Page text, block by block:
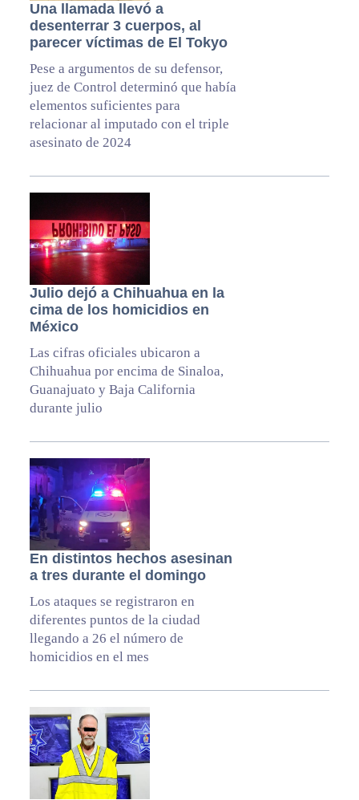
Una llamada llevó a
desenterrar 3 cuerpos, al
parecer víctimas de El Tokyo
Pese a argumentos de su defensor,
juez de Control determinó que había
elementos suficientes para
relacionar al imputado con el triple
asesinato de 2024
Julio dejó a Chihuahua en la
cima de los homicidios en
México
Las cifras oficiales ubicaron a
Chihuahua por encima de Sinaloa,
Guanajuato y Baja California
durante julio
En distintos hechos asesinan
a tres durante el domingo
Los ataques se registraron en
diferentes puntos de la ciudad
llegando a 26 el número de
homicidios en el mes